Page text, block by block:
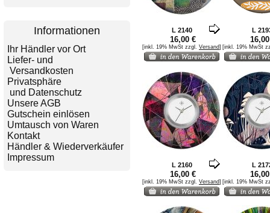
Informationen
Ihr Händler vor Ort
Liefer- und
Versandkosten
Privatsphäre
und Datenschutz
Unsere AGB
Gutschein einlösen
Umtausch von Waren
Kontakt
Händler & Wiederverkäufer
Impressum
L 2140 L
16,00 €
[inkl. 19% MwSt zzgl. Versand] [inkl. 19% MwSt
L 2160 L
16,00 €
[inkl. 19% MwSt zzgl. Versand] [inkl. 19% MwSt